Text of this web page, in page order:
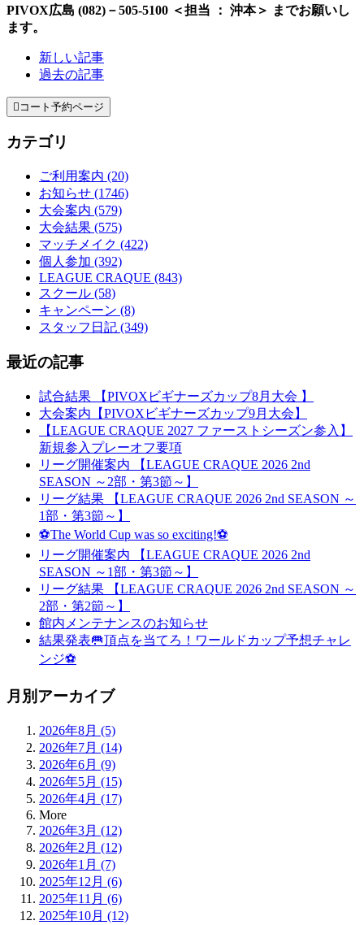
PIVOX広島 (082)－505-5100 ＜担当 ： 沖本＞ までお願いし
ます。
新しい記事
過去の記事
 コート予約ページ
カテゴリ
ご利用案内 (20)
お知らせ (1746)
大会案内 (579)
大会結果 (575)
マッチメイク (422)
個人参加 (392)
LEAGUE CRAQUE (843)
スクール (58)
キャンペーン (8)
スタッフ日記 (349)
最近の記事
試合結果 【PIVOXビギナーズカップ8月大会 】
大会案内【PIVOXビギナーズカップ9月大会】
【LEAGUE CRAQUE 2027 ファーストシーズン参入】
新規参入プレーオフ要項
リーグ開催案内 【LEAGUE CRAQUE 2026 2nd
SEASON ～2部・第3節～】
リーグ結果 【LEAGUE CRAQUE 2026 2nd SEASON ～
1部・第3節～】
⚽The World Cup was so exciting!⚽
リーグ開催案内 【LEAGUE CRAQUE 2026 2nd
SEASON ～1部・第3節～】
リーグ結果 【LEAGUE CRAQUE 2026 2nd SEASON ～
2部・第2節～】
館内メンテナンスのお知らせ
結果発表🥅頂点を当てろ！ワールドカップ予想チャレ
ンジ⚽
月別アーカイブ
2026年8月 (5)
2026年7月 (14)
2026年6月 (9)
2026年5月 (15)
2026年4月 (17)
More
2026年3月 (12)
2026年2月 (12)
2026年1月 (7)
2025年12月 (6)
2025年11月 (6)
2025年10月 (12)